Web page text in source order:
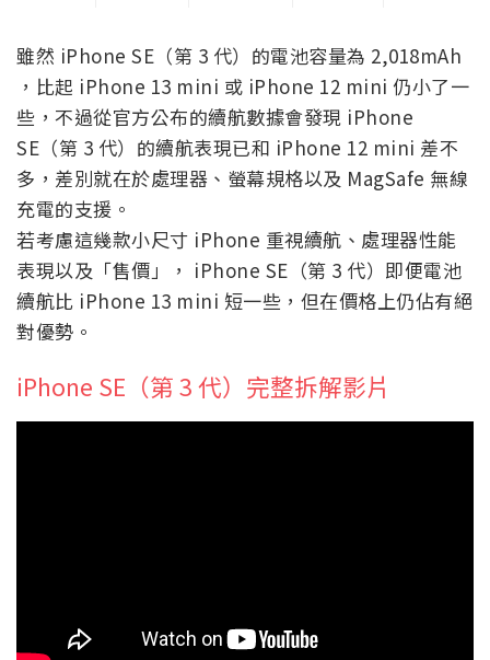
雖然 iPhone SE（第 3 代）的電池容量為 2,018mAh
，比起 iPhone 13 mini 或 iPhone 12 mini 仍小了一
些，不過從官方公布的續航數據會發現 iPhone
SE（第 3 代）的續航表現已和 iPhone 12 mini 差不
多，差別就在於處理器、螢幕規格以及 MagSafe 無線
充電的支援。
若考慮這幾款小尺寸 iPhone 重視續航、處理器性能
表現以及「售價」， iPhone SE（第 3 代）即便電池
續航比 iPhone 13 mini 短一些，但在價格上仍佔有絕
對優勢。
iPhone SE（第 3 代）完整拆解影片